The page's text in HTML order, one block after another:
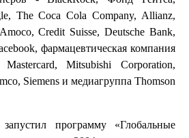
The Coca Cola Company, Allianz,
Credit Suisse, Deutsche Bank,
фармацевтическая компания
Mitsubishi Corporation,
Siemens и медиагруппа Thomson
программу «Глобальные